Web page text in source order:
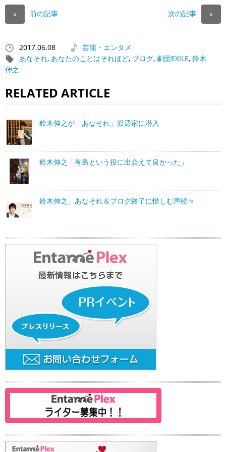
« 前の記事 次の記事 »
2017.06.08
芸能・エンタメ
あなそれ, あなたのことはそれほど, ブログ, 劇団EXILE, 鈴木
伸之
RELATED ARTICLE
鈴木伸之が「あなそれ」渡辺家に潜入
鈴木伸之「有島という役に出会えて良かった」
鈴木伸之、あなそれ＆ブログ終了に惜しむ声続々